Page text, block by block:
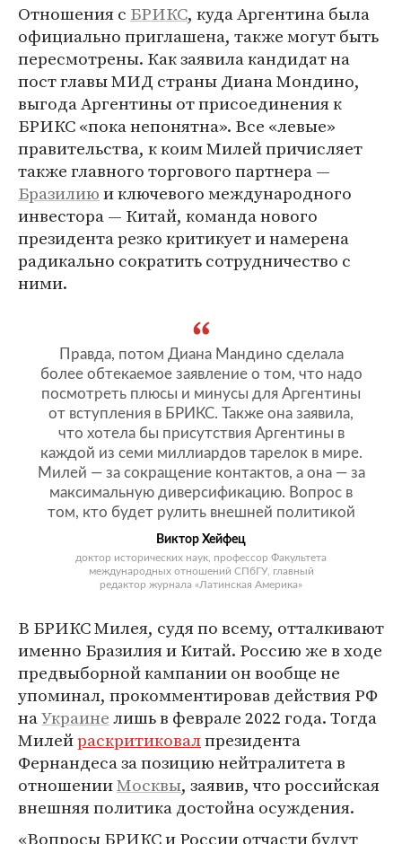
Отношения с БРИКС, куда Аргентина была
официально приглашена, также могут быть
пересмотрены. Как заявила кандидат на
пост главы МИД страны Диана Мондино,
выгода Аргентины от присоединения к
БРИКС «пока непонятна». Все «левые»
правительства, к коим Милей причисляет
также главного торгового партнера —
Бразилиюи ключевого международного
инвестора — Китай, команда нового
президента резко критикует и намерена
радикально сократить сотрудничество с
ними.
Правда, потом Диана Мандино сделала
более обтекаемое заявление о том, что надо
посмотреть плюсы и минусы для Аргентины
от вступления в БРИКС. Также она заявила,
что хотела бы присутствия Аргентины в
каждой из семи миллиардов тарелок в мире.
Милей — за сокращение контактов, а она — за
максимальную диверсификацию. Вопрос в
том, кто будет рулить внешней политикой
Виктор Хейфец
доктор исторических наук, профессор Факультета
международных отношений СПбГУ, главный
редактор журнала «Латинская Америка»
В БРИКС Милея, судя по всему, отталкивают
именно Бразилия и Китай. Россию же в ходе
предвыборной кампании он вообще не
упоминал, прокомментировав действия РФ
наУкраинелишь в феврале 2022 года. Тогда
Милейраскритиковалпрезидента
Фернандеса за позицию нейтралитета в
отношенииМосквы, заявив, что российская
внешняя политика достойна осуждения.
«Вопросы БРИКС и России отчасти будут